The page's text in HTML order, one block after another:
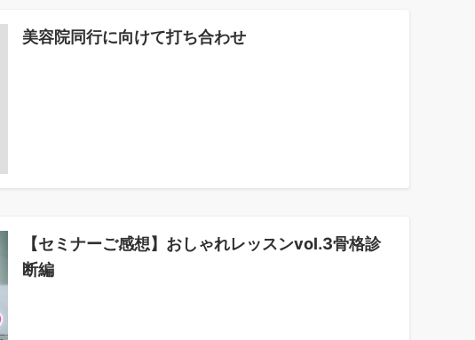
美容院同行に向けて打ち合わせ
【セミナーご感想】おしゃれレッスンvol.3骨格診
断編